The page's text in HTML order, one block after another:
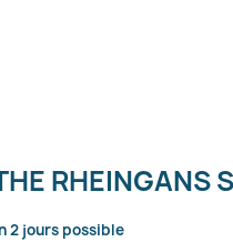
RHEINGANS
2 jours possible